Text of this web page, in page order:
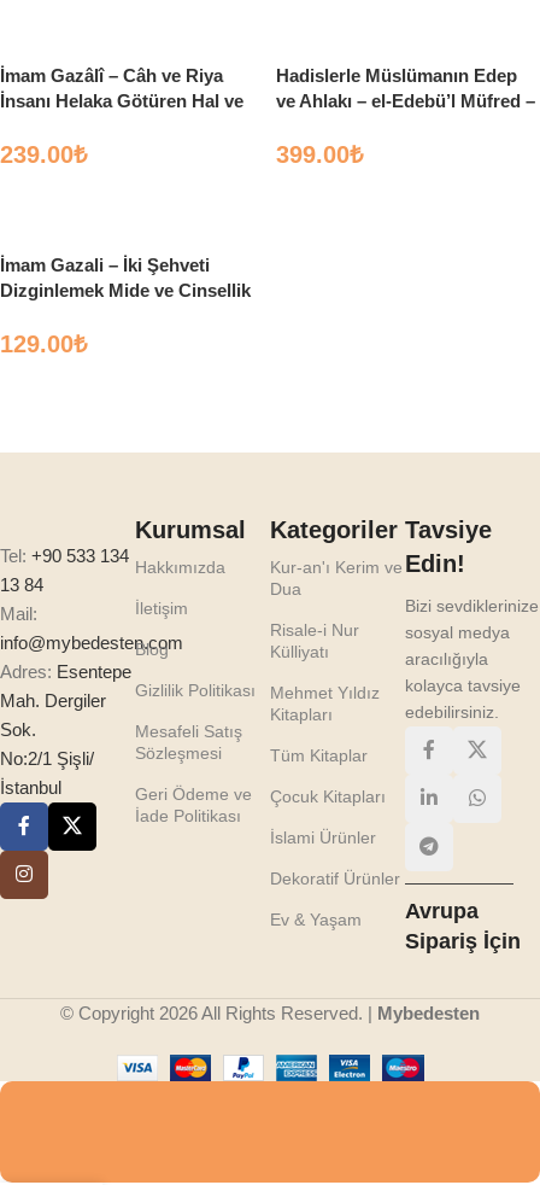
İmam Gazâlî – Câh ve Riya
İnsanı Helaka Götüren Hal ve
239.00₺
Hadislerle Müslümanın Edep
ve Ahlakı – el-Edebü’l Müfred –
399.00₺
İmam Gazali – İki Şehveti
Dizginlemek Mide ve Cinsellik
129.00₺
Tel: +90 533 134
13 84
Mail:
info@mybedesten.com
Adres: Esentepe
Mah. Dergiler
Sok.
No:2/1 Şişli/
İstanbul
Kurumsal
Hakkımızda
İletişim
Blog
Gizlilik Politikası
Mesafeli Satış
Sözleşmesi
Geri Ödeme ve
İade Politikası
Kategoriler
Kur-an'ı Kerim ve
Dua
Risale-i Nur
Külliyatı
Mehmet Yıldız
Kitapları
Tüm Kitaplar
Çocuk Kitapları
İslami Ürünler
Dekoratif Ürünler
Ev & Yaşam
Tavsiye
Edin!
Bizi sevdiklerinize
sosyal medya
aracılığıyla
kolayca tavsiye
edebilirsiniz.
Avrupa
Sipariş İçin
© Copyright 2026 All Rights Reserved. | Mybedesten